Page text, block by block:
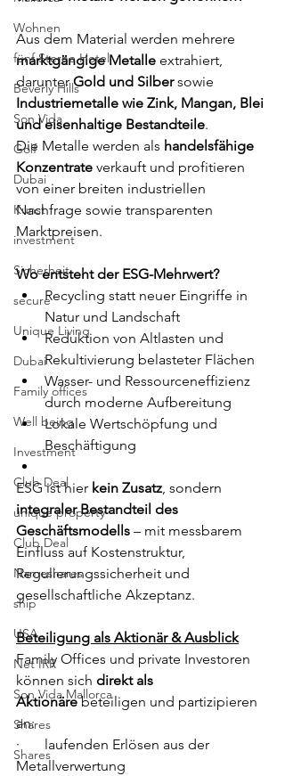
Wohnen
fünf Sterne Hotel
Beverly Hills
Son Vida
Golf
Dubai
Kunst
investment
Sicherheit
secure
Unique Living
Dubai
Family offices
Well being
Investment
Club Deal
unique property
Club Deal
Nameshares
ship
USA
Net IRR
Son Vida Mallorca
Shares
Shares
Aus dem Material werden mehrere
marktgängige Metalle extrahiert,
darunter Gold und Silber sowie
Industriemetalle wie Zink, Mangan, Blei
und eisenhaltige Bestandteile.
Die Metalle werden als handelsfähige
Konzentrate verkauft und profitieren
von einer breiten industriellen
Nachfrage sowie transparenten
Marktpreisen.
Wo entsteht der ESG-Mehrwert?
Recycling statt neuer Eingriffe in
Natur und Landschaft
Reduktion von Altlasten und
Rekultivierung belasteter Flächen
Wasser- und Ressourceneffizienz
durch moderne Aufbereitung
Lokale Wertschöpfung und
Beschäftigung
ESG ist hier kein Zusatz , sondern
integraler Bestandteil des
Geschäftsmodells – mit messbarem
Einfluss auf Kostenstruktur,
Regulierungssicherheit und
gesellschaftliche Akzeptanz.
Beteiligung als Aktionär & Ausblick
Family Offices und private Investoren
können sich direkt als
Aktionäre beteiligen und partizipieren
an:
·       laufenden Erlösen aus der
Metallverwertung